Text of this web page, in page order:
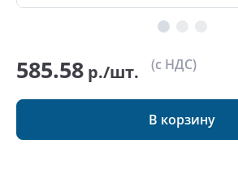
585.58 р./шт. (с НДС)
В корзину